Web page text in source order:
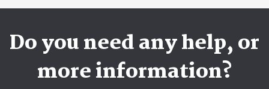
Do you need any help, or
more information?